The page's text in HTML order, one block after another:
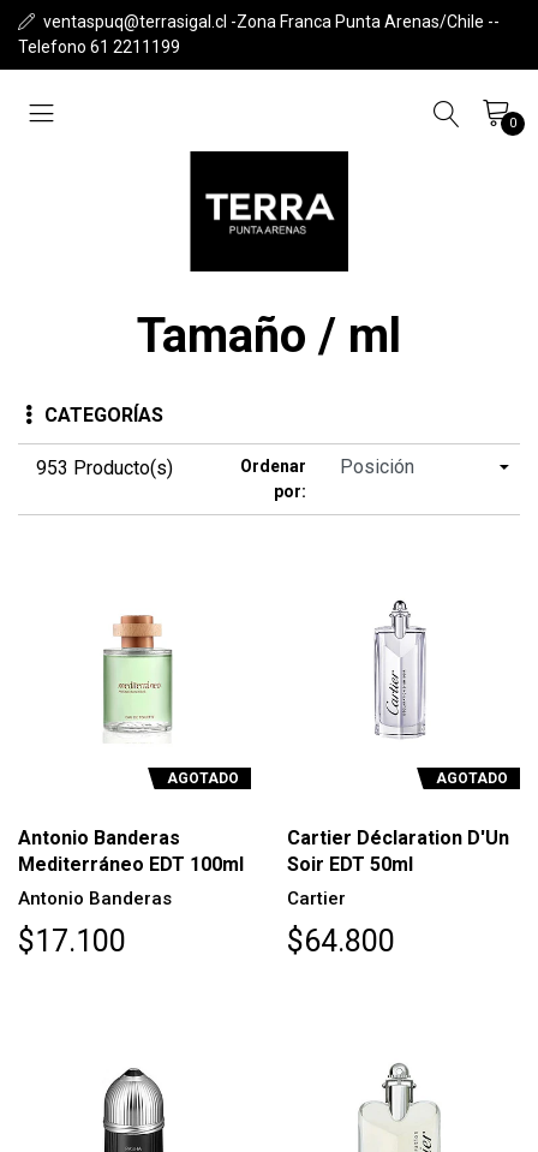
ventaspuq@terrasigal.cl -Zona Franca Punta Arenas/Chile --
Telefono 61 2211199
0
Tamaño / ml
CATEGORÍAS
953 Producto(s)
Ordenar
por:
AGOTADO
Antonio Banderas
Mediterráneo EDT 100ml
Antonio Banderas
$17.100
AGOTADO
Cartier Déclaration D'Un
Soir EDT 50ml
Cartier
$64.800